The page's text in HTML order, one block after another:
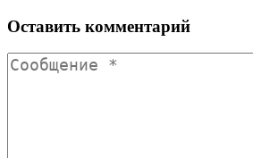
Оставить комментарий